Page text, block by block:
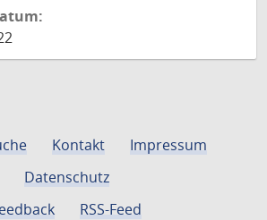
Kontakt
Impressum
Datenschutz
RSS-Feed